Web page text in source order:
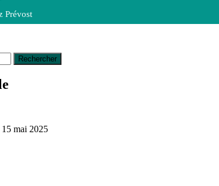
Prévost
course de boîtes à savon du club Optimiste de Prévost
et créativité en mode jeunesse
Saint-Jean rassembleuse
15 mai 2025